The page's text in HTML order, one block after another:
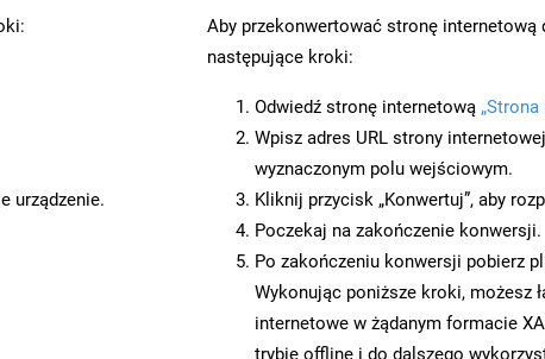
urządzenie.
Aby przekonwertować stronę internetową
następujące kroki:
Odwiedź stronę internetową
Wpisz adres URL strony
wyznaczonym polu wejściowym.
Kliknij przycisk „Konwertuj”, aby
Poczekaj na zakończenie konwersji.
Po zakończeniu konwersji pobierz
Wykonując poniższe kroki, możesz
internetowe w żądanym formacie
trybie offline i do dalszego